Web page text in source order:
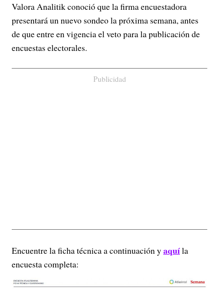
Valora Analitik conoció que la firma encuestadora
presentará un nuevo sondeo la próxima semana, antes
de que entre en vigencia el veto para la publicación de
encuestas electorales.
Publicidad
Encuentre la ficha técnica a continuación yaquíla
encuesta completa: